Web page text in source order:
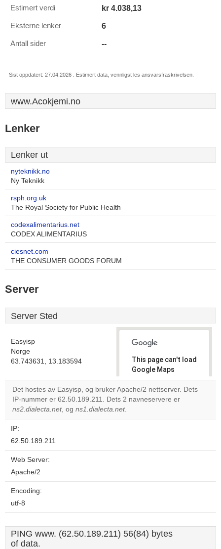
Estimert verdi kr 4.038,13
Eksterne lenker 6
Antall sider --
Sist oppdatert: 27.04.2026 . Estimert data, vennligst les ansvarsfraskrivelsen.
www.Acokjemi.no
Lenker
Lenker ut
nyteknikk.no
Ny Teknikk
rsph.org.uk
The Royal Society for Public Health
codexalimentarius.net
CODEX ALIMENTARIUS
ciesnet.com
THE CONSUMER GOODS FORUM
Server
Server Sted
Easyisp
Norge
63.743631, 13.183594
This page can't load
Google Maps
correctly.
Do you
Det hostes av Easyisp, og bruker Apache/2 nettserver. Dets
IP-nummer er 62.50.189.211. Dets 2 navneservere er
ns2.dialecta.net, og ns1.dialecta.net.
IP:
62.50.189.211
Web Server:
Apache/2
Encoding:
utf-8
PING www. (62.50.189.211) 56(84) bytes
of data.